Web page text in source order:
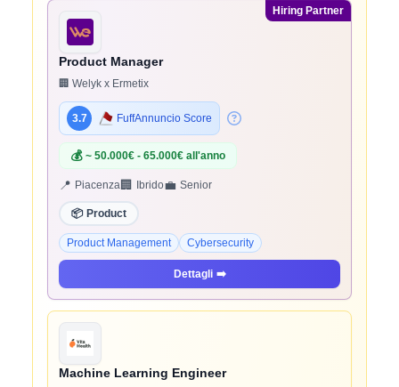
Hiring Partner
Product Manager
🏢 Welyk x Ermetix
3.7 FuffAnnuncio Score
💰 ~ 50.000€ - 65.000€ all'anno
📍 Piacenza🏢 Ibrido💼 Senior
📦 Product
Product Management Cybersecurity
Dettagli ➡️
Machine Learning Engineer